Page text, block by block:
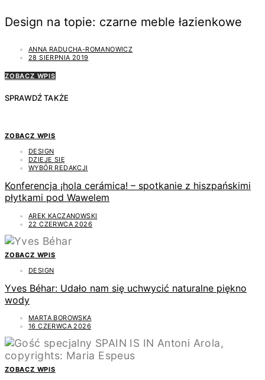
Design na topie: czarne meble łazienkowe
ANNA RADUCHA-ROMANOWICZ
28 SIERPNIA 2019
ZOBACZ WPIS
SPRAWDŹ TAKŻE
ZOBACZ WPIS
DESIGN
DZIEJE SIĘ
WYBÓR REDAKCJI
Konferencja ¡hola cerámica! – spotkanie z hiszpańskimi
płytkami pod Wawelem
AREK KACZANOWSKI
22 CZERWCA 2026
ZOBACZ WPIS
DESIGN
Yves Béhar: Udało nam się uchwycić naturalne piękno
wody
MARTA BOROWSKA
16 CZERWCA 2026
ZOBACZ WPIS